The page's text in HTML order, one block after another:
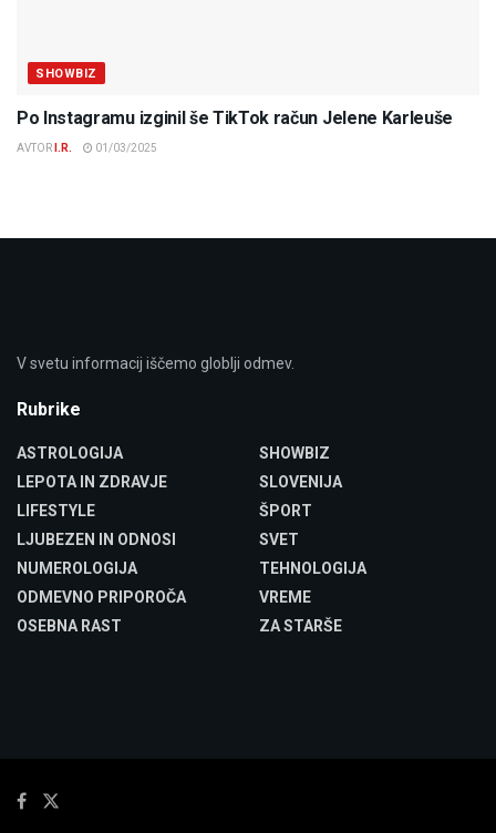
SHOWBIZ
Po Instagramu izginil še TikTok račun Jelene Karleuše
AVTOR I.R. 01/03/2025
V svetu informacij iščemo globlji odmev.
Rubrike
ASTROLOGIJA
LEPOTA IN ZDRAVJE
LIFESTYLE
LJUBEZEN IN ODNOSI
NUMEROLOGIJA
ODMEVNO PRIPOROČA
OSEBNA RAST
SHOWBIZ
SLOVENIJA
ŠPORT
SVET
TEHNOLOGIJA
VREME
ZA STARŠE